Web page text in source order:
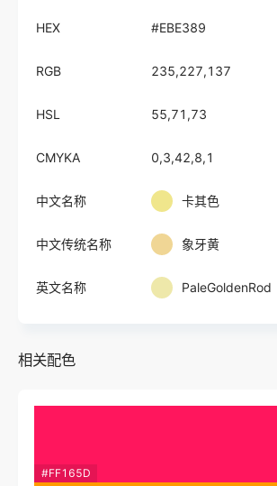
HEX #EBE389
RGB 235,227,137
HSL 55,71,73
CMYKA 0,3,42,8,1
中文名称 卡其色
中文传统名称 象牙黄
英文名称 PaleGoldenRod
相关配色
#FF165D